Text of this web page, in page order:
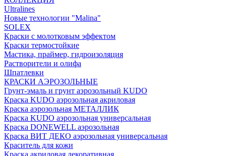
Ultralines
Новые технологии "Malina"
SOLEX
Краски с молотковым эффектом
Краски термостойкие
Мастика, праймер, гидроизоляция
Растворители и олифа
Шпатлевки
КРАСКИ АЭРОЗОЛЬНЫЕ
Грунт-эмаль и грунт аэрозольный KUDO
Краска KUDO аэрозольная акриловая
Краска аэрозольная МЕТАЛЛИК
Краска KUDO аэрозольная универсальная
Краска DONEWELL аэрозольная
Краска ВИТ ДЕКО аэрозольная универсальная
Краситель для кожи
Краска акриловая декоративная